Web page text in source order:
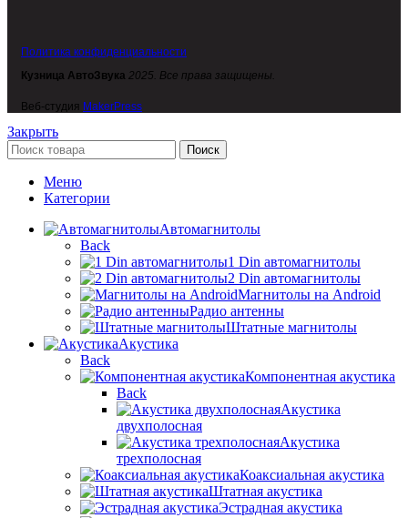
Политика конфиденциальности
Кузница АвтоЗвука 2025. Все права защищены.
Веб-студия MakerPress
Закрыть
Поиск
Меню
Категории
Автомагнитолы
Back
1 Din автомагнитолы
2 Din автомагнитолы
Магнитолы на Android
Радио антенны
Штатные магнитолы
Акустика
Back
Компонентная акустика
Back
Акустика
двухполосная
Акустика
трехполосная
Коаксиальная акустика
Штатная акустика
Эстрадная акустика